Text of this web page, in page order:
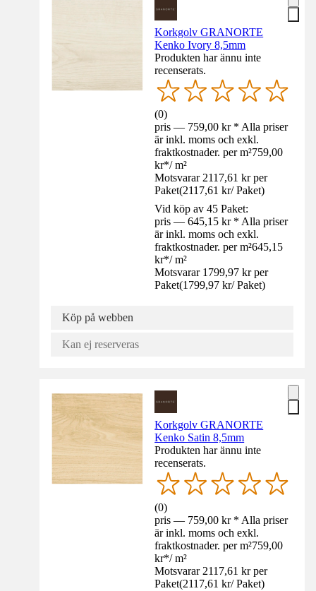
Korkgolv GRANORTE
Kenko Ivory 8,5mm
Produkten har ännu inte
recenserats.
(0)
pris — 759,00 kr * Alla priser
är inkl. moms och exkl.
fraktkostnader. per m²759,00
kr*/ m²
Motsvarar 2117,61 kr per
Paket(2117,61 kr/ Paket)
Vid köp av 45 Paket:
pris — 645,15 kr * Alla priser
är inkl. moms och exkl.
fraktkostnader. per m²645,15
kr*/ m²
Motsvarar 1799,97 kr per
Paket(1799,97 kr/ Paket)
Köp på webben
Kan ej reserveras
Korkgolv GRANORTE
Kenko Satin 8,5mm
Produkten har ännu inte
recenserats.
(0)
pris — 759,00 kr * Alla priser
är inkl. moms och exkl.
fraktkostnader. per m²759,00
kr*/ m²
Motsvarar 2117,61 kr per
Paket(2117,61 kr/ Paket)